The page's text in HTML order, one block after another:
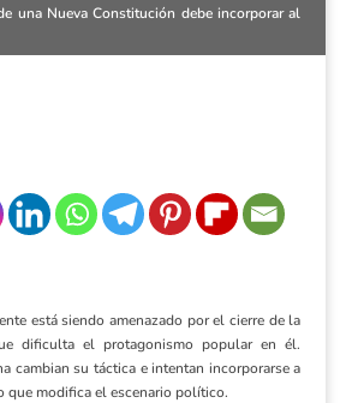
una Nueva Constitución debe incorporar al
está siendo amenazado por el cierre de la
dificulta el protagonismo popular en él.
cambian su táctica e intentan incorporarse a
que modifica el escenario político.